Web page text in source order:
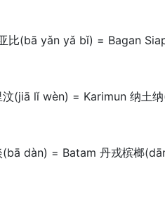
比(bā yǎn yǎ bǐ) = Bagan
(jiā lǐ wèn) = Karimun 纳土
dàn) = Batam 丹戎槟榔